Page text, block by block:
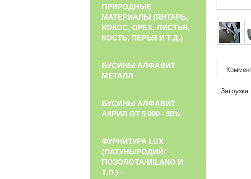
ПРИРОДНЫЕ
МАТЕРИАЛЫ (ЯНТАРЬ,
КОКОС, ОРЕХ, ЛИСТЬЯ,
КОСТЬ, ПЕРЬЯ И Т.Д.)
БУСИНЫ АЛФАВИТ
МЕТАЛЛ
БУСИНЫ АЛФАВИТ
АКРИЛ ОТ 5 000 - 30%
ФУРНИТУРА LUX
(ЛАТУНЬ/РОДИЙ/
ПОЗОЛОТА/MILANO И
Т.П.)